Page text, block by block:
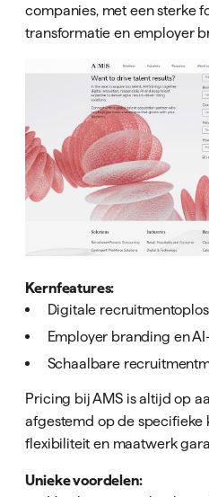
companies, met een sterke
transformatie en employer
Kernfeatures:
Digitale
Employer branding en
Schaalbare
Pricing bij AMS is altijd op
afgestemd op de specifieke
flexibiliteit en maatwerk
Unieke voordelen: